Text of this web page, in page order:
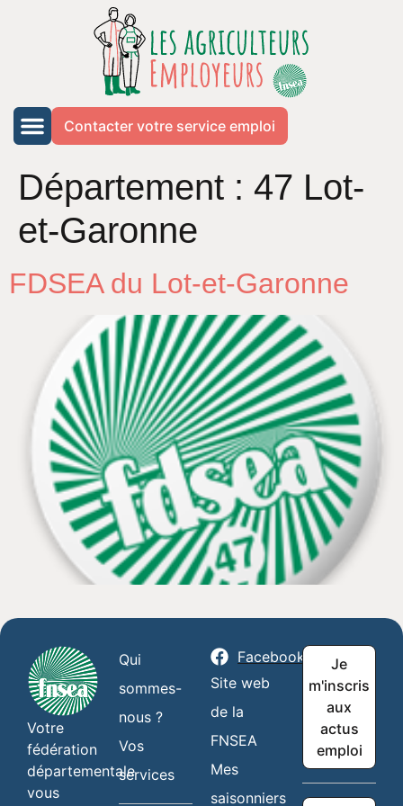
Contacter votre service emploi
Département : 47 Lot-
et-Garonne
FDSEA du Lot-et-Garonne
Votre
fédération
départementale
vous
Qui
sommes-
nous ?
Vos
services
Facebook
Site web
de la
FNSEA
Mes
saisonniers
Je
m'inscris
aux
actus
emploi